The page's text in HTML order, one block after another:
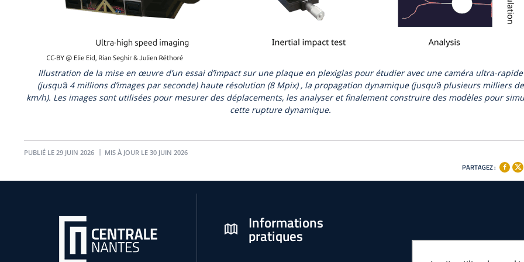
Illustration de la mise en œuvre d’un essai d’impact sur une plaque en plexiglas pour étudier avec une caméra ultra-rapide
(jusqu’à 4 millions d’images par seconde) haute résolution (8 Mpix) , la propagation dynamique (jusqu’à plusieurs milliers de
km/h). Les images sont utilisées pour mesurer des déplacements, les analyser et finalement construire des modèles pour
cette rupture dynamique.
PUBLIÉ LE 29 JUIN 2026 MIS À JOUR LE 30 JUIN 2026
PARTAGEZ :
Informations
pratiques